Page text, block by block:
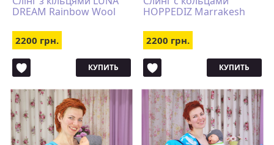
DREAM Rainbow Wool
2200 грн.
КУПИТЬ
HOPPEDIZ Marrakesh
2200 грн.
КУПИТЬ